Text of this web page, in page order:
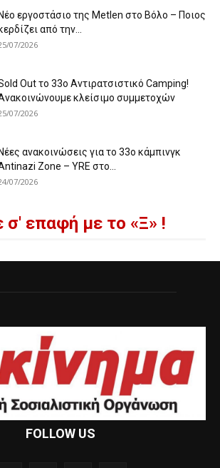
Νέο εργοστάσιο της Metlen στο Βόλο – Ποιος
από την...
07/2026
Out το 33ο Αντιρατσιστικό Camping!
κλείσιμο συμμετοχών
07/2026
Νέες ανακοινώσεις για το 33ο κάμπινγκ
Zone – YRE στο...
07/2026
σ' επαφή με το «Ξ» !
FOLLOW US